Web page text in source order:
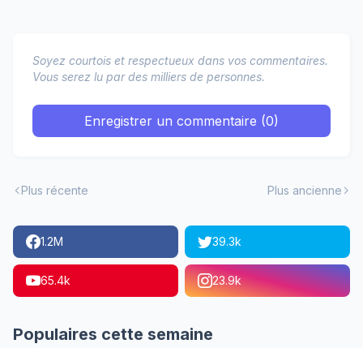
Soyez courtois et respectueux dans vos commentaires.
Vous serez lu par des milliers de personnes.
Enregistrer un commentaire (0)
Plus récente Plus ancienne
1.2M 39.3k
65.4k 23.9k
Populaires cette semaine